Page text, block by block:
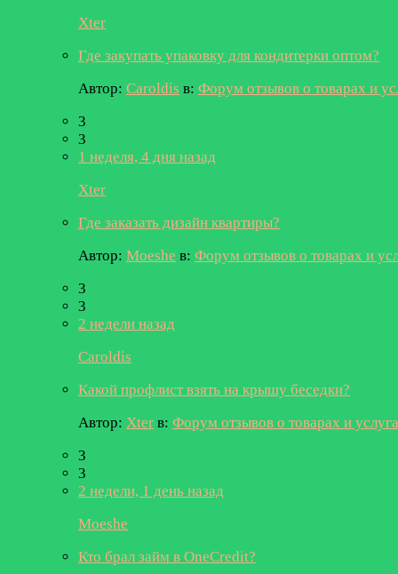
Xter
Где закупать упаковку для кондитерки оптом?
Автор: Caroldis в: Форум отзывов о товарах и
3
3
1 неделя, 4 дня назад
Xter
Где заказать дизайн квартиры?
Автор: Moeshe в: Форум отзывов о товарах и
3
3
2 недели назад
Caroldis
Какой профлист взять на крышу беседки?
Автор: Xter в: Форум отзывов о товарах и
3
3
2 недели, 1 день назад
Moeshe
Кто брал займ в OneCredit?